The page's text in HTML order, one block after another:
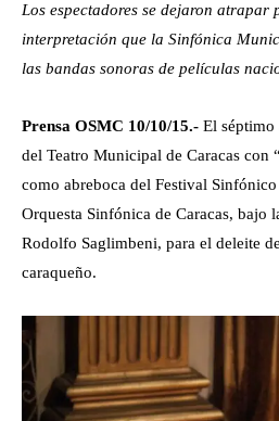
Los espectadores se dejaron atrapar
interpretación que la Sinfónica
las bandas sonoras de películas
Prensa OSMC 10/10/15.- El séptimo
del Teatro Municipal de Caracas con
como abreboca del Festival
Orquesta Sinfónica de Caracas, bajo
Rodolfo Saglimbeni, para el deleite
caraqueño.